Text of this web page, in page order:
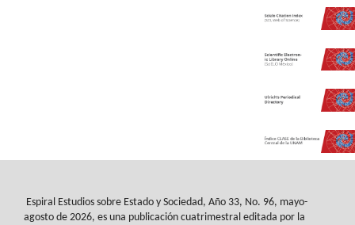
Espiral Estudios sobre Estado y Sociedad, Año 33, No. 96, mayo-
agosto de 2026, es una publicación cuatrimestral editada por la